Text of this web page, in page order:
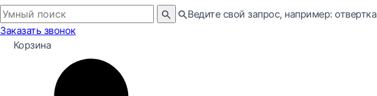
Ведите свой запрос, например: отвертка
Заказать звонок
Корзина